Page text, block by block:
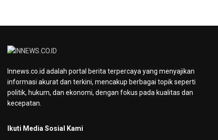
Innews.co.id adalah portal berita terpercaya yang menyajikan
informasi akurat dan terkini, mencakup berbagai topik seperti
politik, hukum, dan ekonomi, dengan fokus pada kualitas dan
kecepatan.
Ikuti Media Sosial Kami